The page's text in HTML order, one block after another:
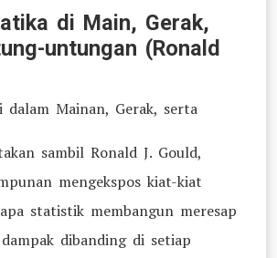
di Main, Gerak,
untungan (Ronald
dalam Mainan, Gerak, serta
sambil Ronald J. Gould,
mengekspos kiat-kiat
statistik membangun meresap
dibanding di setiap